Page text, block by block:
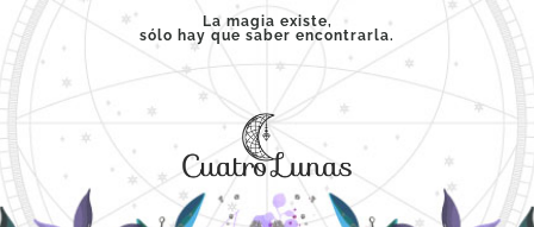
Saltar
contenido
La magia existe,
sólo hay que saber encontrarla.